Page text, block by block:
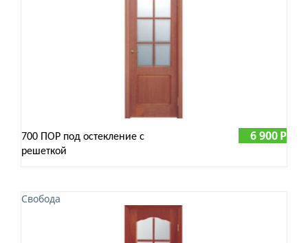
700 ПОР под остекление с
решеткой
6 900Р
Свобода